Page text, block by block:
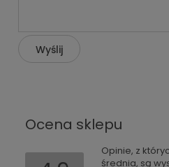
Wyślij
Ocena sklepu
Opinie, z
średnia, są